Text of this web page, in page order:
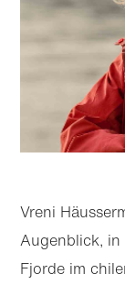
Vreni
Augenblick, in
Fjorde im